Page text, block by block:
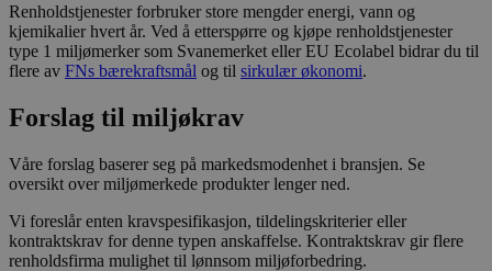
Renholdstjenester forbruker store mengder energi, vann og
kjemikalier hvert år. Ved å etterspørre og kjøpe renholdstjenester
type 1 miljømerker som Svanemerket eller EU Ecolabel bidrar du til
flere av FNs bærekraftsmål og til sirkulær økonomi.
Forslag til miljøkrav
Våre forslag baserer seg på markedsmodenhet i bransjen. Se
oversikt over miljømerkede produkter lenger ned.
Vi foreslår enten kravspesifikasjon, tildelingskriterier eller
kontraktskrav for denne typen anskaffelse. Kontraktskrav gir flere
renholdsfirma mulighet til lønnsom miljøforbedring.